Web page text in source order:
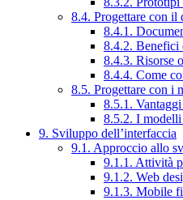
8.4. Progettare con il
8.4.1.
8.4.2. Benefici
8.4.3. Risorse
8.4.4. Come
8.5. Progettare con i
8.5.1.
8.5.2. I
9. Sviluppo dell’interfaccia
9.1. Approccio allo
9.1.1. Attività
9.1.2. Web
9.1.3. Mobile